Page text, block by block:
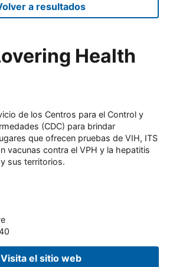
a resultados
Health
de los Centros para el Control y
(CDC) para brindar
que ofrecen pruebas de VIH, ITS
vacunas contra el VPH y la hepatitis
sus territorios.
Visita el sitio web